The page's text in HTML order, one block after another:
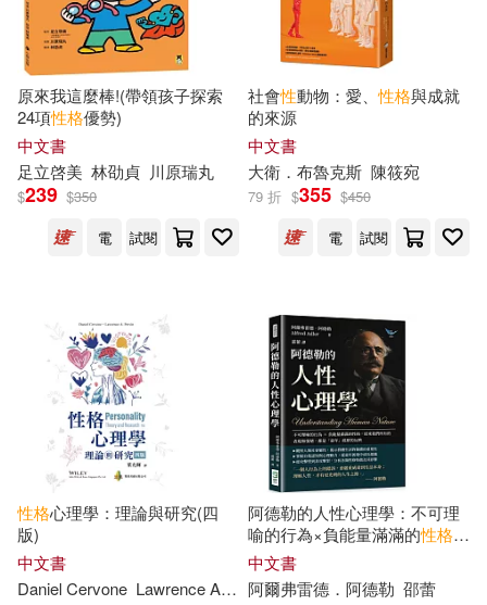
朱自清(53)
カムカムぴゅっ！(52)
三毛(52) 石塚真一(52)
會計從業資格考試命題研究組(50)
さくら蒼(48)
王秀玲（主編）(48)
中華會計網校編著(47)
伏見つかさ(47) 山口飛翔(47)
warner music(310)
勞動部及職業安全衛生研究所(310)
中國石化出版社(309)
譯林出版社(297)
中國少年兒童出版社(292)
北京師範大學出版社(291)
原來我這麼棒!(帶領孩子探索
24項性格優勢)
中文書
足立啓美 林劭貞 川原瑞丸
$239 $350
電
試閱
社會性動物：愛、性格與成就
的來源
中文書
大衛．布魯克斯 陳筱宛
79 折 $355 $450
電
試閱
性格心理學：理論與研究(四
版)
中文書
Daniel Cervone Lawrence A. Pervin 葉光輝
阿德勒的人性心理學：不可理
喻的行為×負能量滿滿的性格，
原來我們所有的表現和情緒，
都是「童年」經歷的反映
中文書
阿爾弗雷德．阿德勒 邵蕾